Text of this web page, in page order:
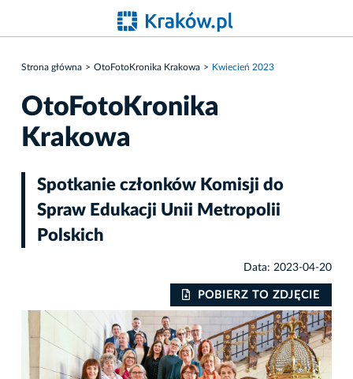
Strona główna OtoFotoKronika Krakowa Kwiecień 2023
OtoFotoKronika
Krakowa
Spotkanie członków Komisji do
Spraw Edukacji Unii Metropolii
Polskich
Data: 2023-04-20
POBIERZ TO ZDJĘCIE